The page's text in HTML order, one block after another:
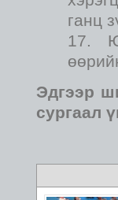
ганц
Эдгээр
сургаал